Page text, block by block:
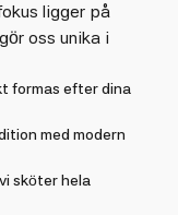
ligger på
oss unika i
formas efter dina
med modern
sköter hela